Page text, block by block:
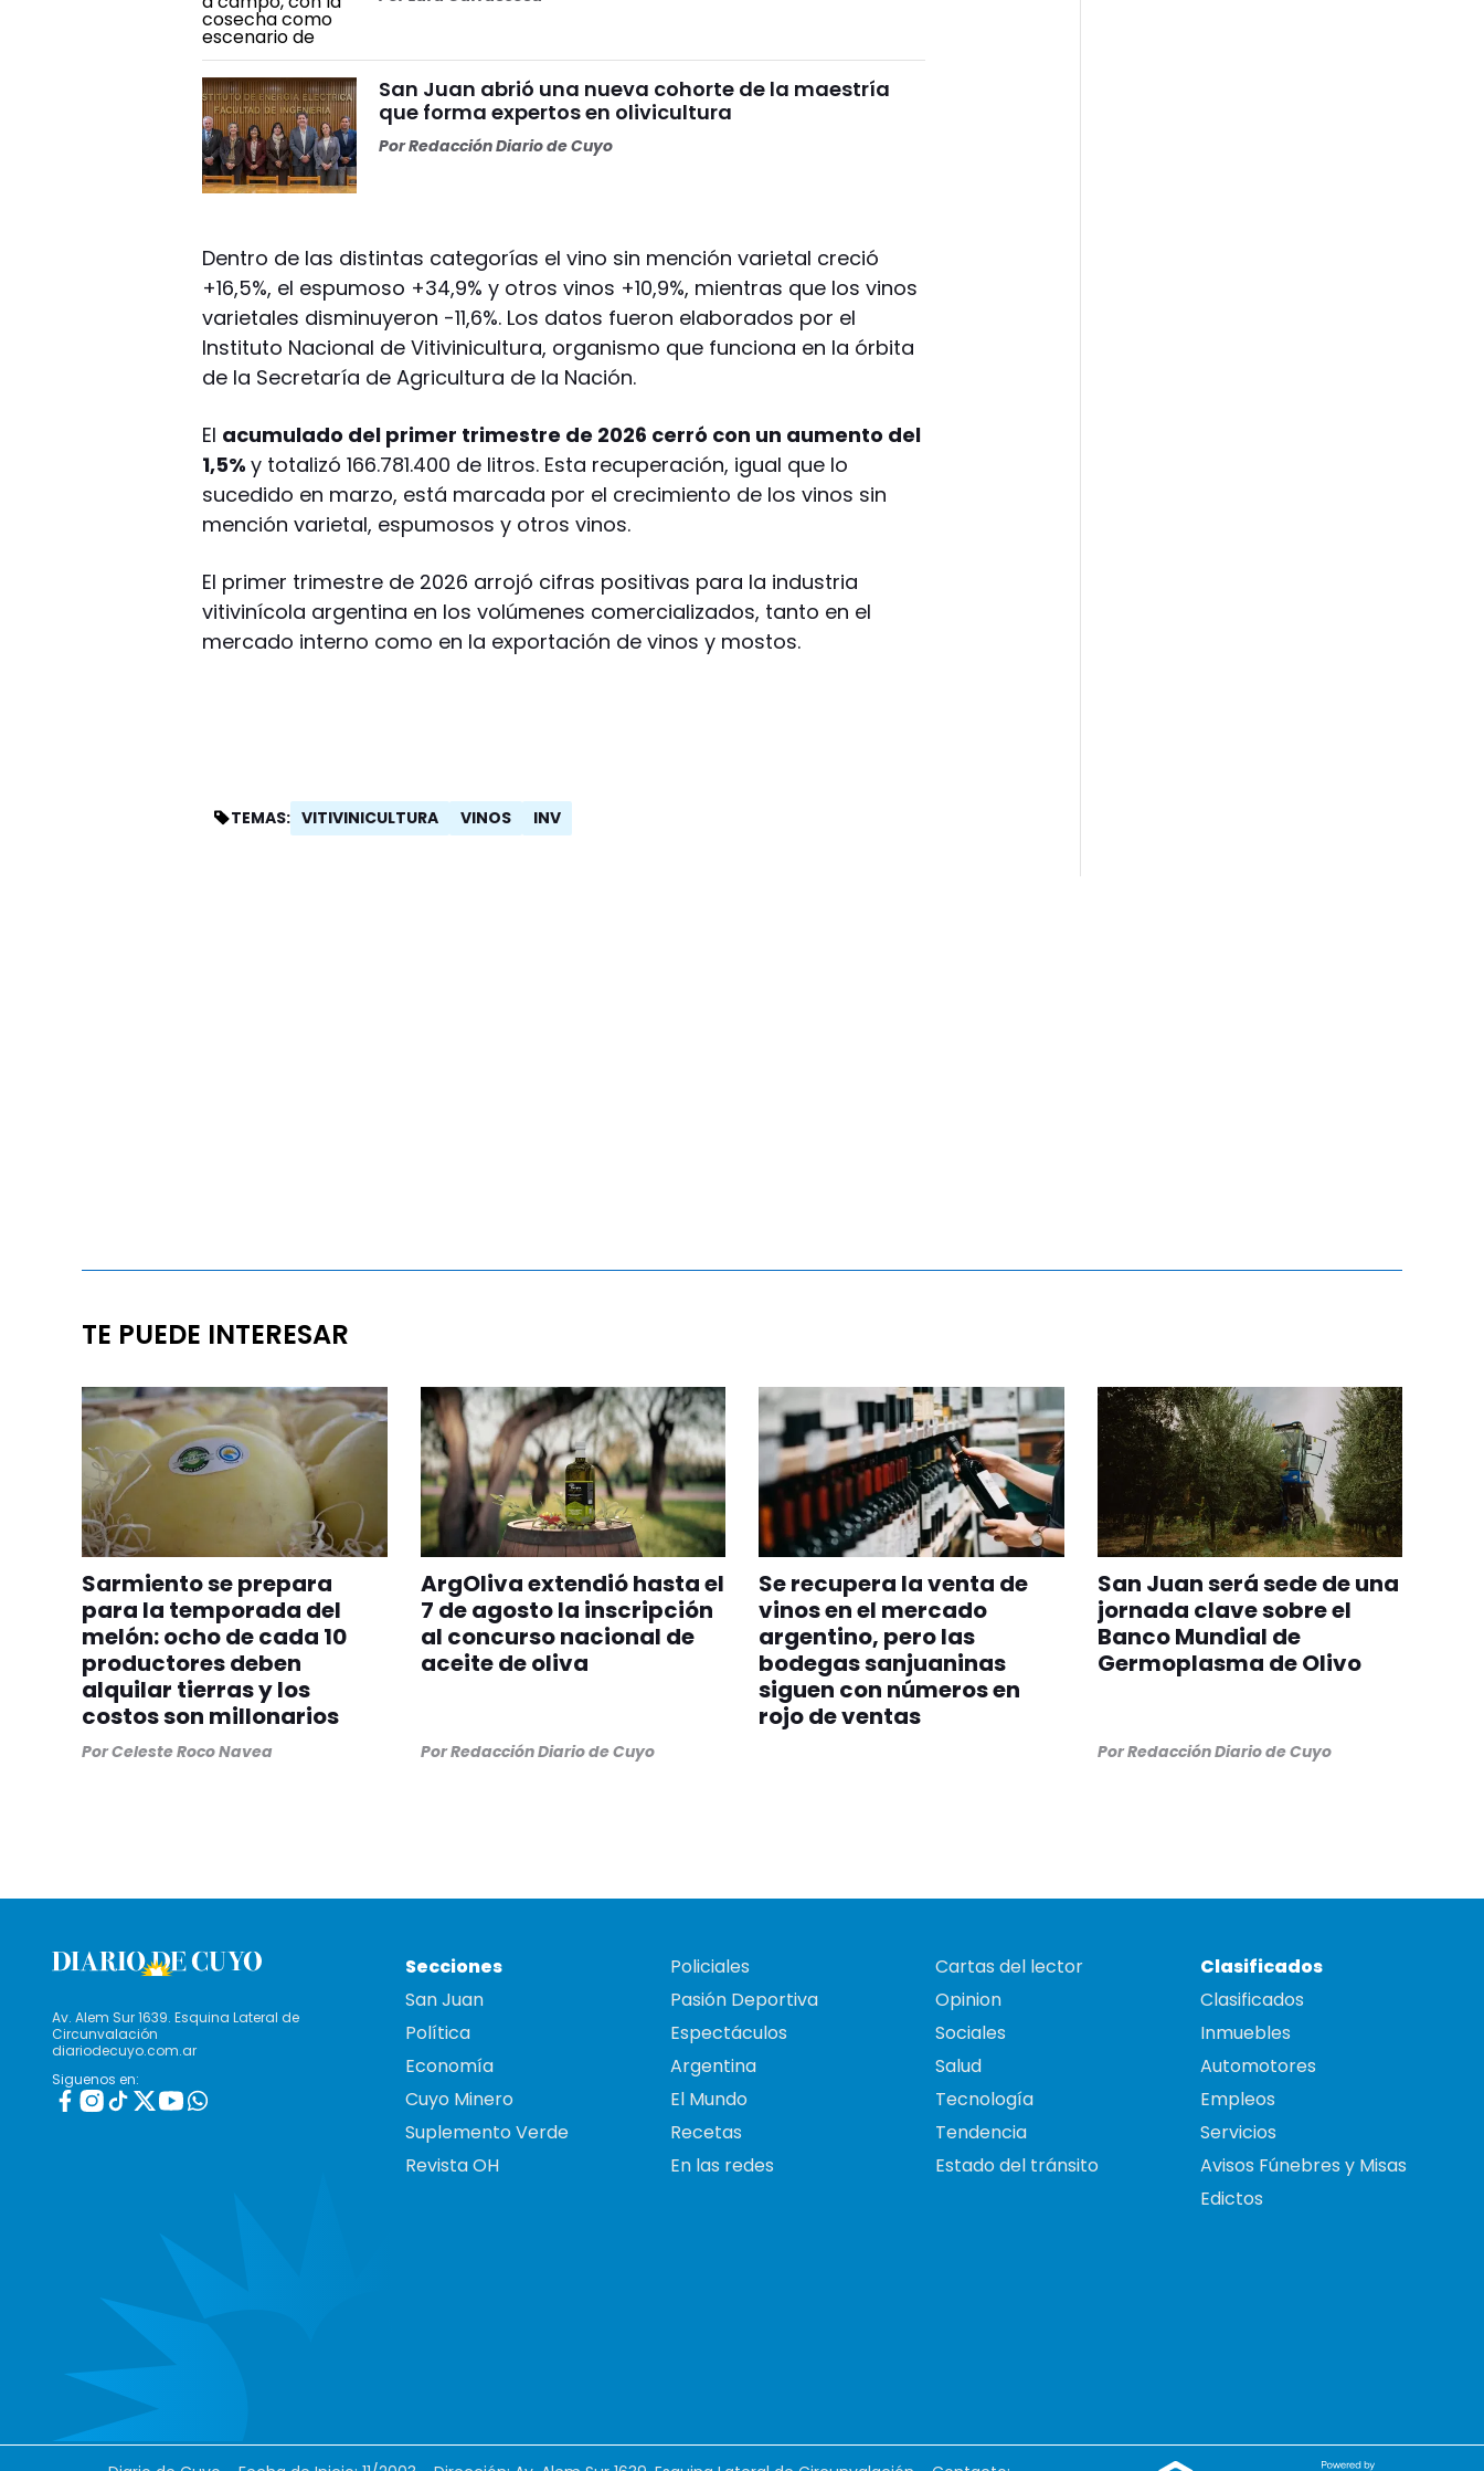
San Juan abrió una nueva cohorte de la maestría
que forma expertos en olivicultura
PorRedacción Diario de Cuyo
Dentro de las distintas categorías el vino sin mención varietal creció
+16,5%, el espumoso +34,9% y otros vinos +10,9%, mientras que los vinos
varietales disminuyeron -11,6%. Los datos fueron elaborados por el
Instituto Nacional de Vitivinicultura, organismo que funciona en la órbita
de la Secretaría de Agricultura de la Nación.
El acumulado del primer trimestre de 2026 cerró con un aumento del
1,5%y totalizó 166.781.400 de litros. Esta recuperación, igual que lo
sucedido en marzo, está marcada por el crecimiento de los vinos sin
mención varietal, espumosos y otros vinos.
El primer trimestre de 2026 arrojó cifras positivas para la industria
vitivinícola argentina en los volúmenes comercializados, tanto en el
mercado interno como en la exportación de vinos y mostos.
TEMAS: VITIVINICULTURA VINOS INV
TE PUEDE INTERESAR
Sarmiento se prepara
para la temporada del
melón: ocho de cada 10
productores deben
alquilar tierras y los
costos son millonarios
PorCeleste Roco Navea
ArgOliva extendió hasta el
7 de agosto la inscripción
al concurso nacional de
aceite de oliva
PorRedacción Diario de Cuyo
Se recupera la venta de
vinos en el mercado
argentino, pero las
bodegas sanjuaninas
siguen con números en
rojo de ventas
San Juan será sede de una
jornada clave sobre el
Banco Mundial de
Germoplasma de Olivo
PorRedacción Diario de Cuyo
Av. Alem Sur 1639. Esquina Lateral de
Circunvalación
diariodecuyo.com.ar
Siguenos en:
Secciones
San Juan
Política
Economía
Cuyo Minero
Suplemento Verde
Revista OH
Policiales
Pasión Deportiva
Espectáculos
Argentina
El Mundo
Recetas
En las redes
Cartas del lector
Opinion
Sociales
Salud
Tecnología
Tendencia
Estado del tránsito
Clasificados
Clasificados
Inmuebles
Automotores
Empleos
Servicios
Avisos Fúnebres y Misas
Edictos